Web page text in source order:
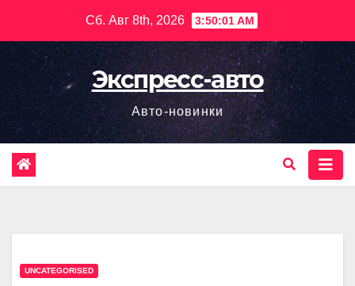
содержимому
Сб. Авг 8th, 2026 3:50:03 AM
Экспресс-авто
Авто-новинки
UNCATEGORISED